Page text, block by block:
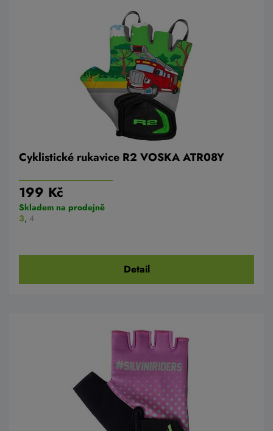
Cyklistické rukavice R2 VOSKA ATR08Y
199 Kč
Skladem na prodejně
3, 4
Detail